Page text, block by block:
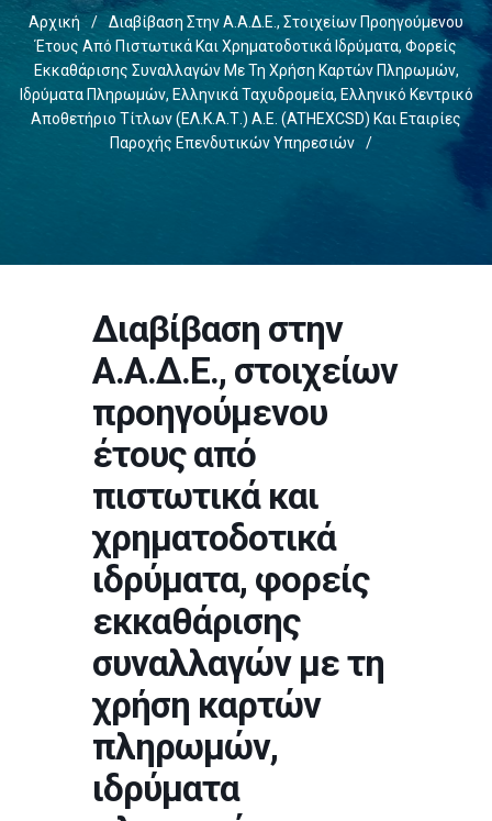
Αρχική /
Διαβίβαση Στην Α.Α.Δ.Ε., Στοιχείων Προηγούμενου
Έτους Από Πιστωτικά Και Χρηματοδοτικά Ιδρύματα, Φορείς
Εκκαθάρισης Συναλλαγών Με Τη Χρήση Καρτών Πληρωμών,
Ιδρύματα Πληρωμών, Ελληνικά Ταχυδρομεία, Ελληνικό Κεντρικό
Αποθετήριο Τίτλων (ΕΛ.Κ.Α.Τ.) Α.Ε. (ATHEXCSD) Και Εταιρίες
Παροχής Επενδυτικών Υπηρεσιών
/
Διαβίβαση στην
Α.Α.Δ.Ε., στοιχείων
προηγούμενου
έτους από
πιστωτικά και
χρηματοδοτικά
ιδρύματα, φορείς
εκκαθάρισης
συναλλαγών με τη
χρήση καρτών
πληρωμών,
ιδρύματα